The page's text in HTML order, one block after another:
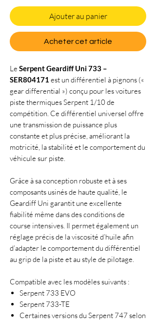
Ajouter au panier
Acheter cet article
Le Serpent Geardiff Uni 733 –
SER804171 est un différentiel à pignons («
gear differential ») conçu pour les voitures
piste thermiques Serpent 1/10 de
compétition. Ce différentiel universel offre
une transmission de puissance plus
constante et plus précise, améliorant la
motricité, la stabilité et le comportement du
véhicule sur piste.
Grâce à sa conception robuste et à ses
composants usinés de haute qualité, le
Geardiff Uni garantit une excellente
fiabilité même dans des conditions de
course intensives. Il permet également un
réglage précis de la viscosité d’huile afin
d’adapter le comportement du différentiel
au grip de la piste et au style de pilotage.
Compatible avec les modèles suivants :
Serpent 733 EVO
Serpent 733-TE
Certaines versions du Serpent 747 selon